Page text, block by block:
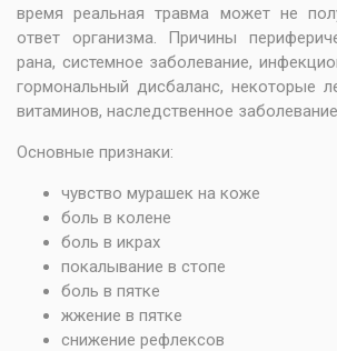
время реальная травма может не
ответ организма. Причины
рана, системное заболевание,
гормональный дисбаланс, некоторые
витаминов, наследственное
Основные признаки:
чувство мурашек на коже
боль в колене
боль в икрах
покалывание в стопе
боль в пятке
жжение в пятке
снижение рефлексов